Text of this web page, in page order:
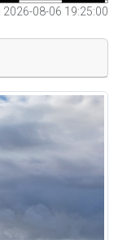
08-06 19:25:00